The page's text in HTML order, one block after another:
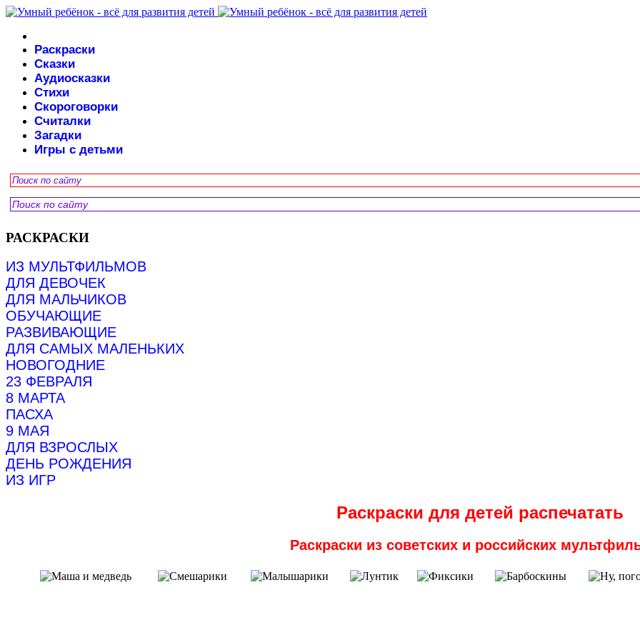
Раскраски
Сказки
Аудиосказки
Стихи
Скороговорки
Считалки
Загадки
Игры с детьми
РАСКРАСКИ
ИЗ МУЛЬТФИЛЬМОВ
ДЛЯ ДЕВОЧЕК
ДЛЯ МАЛЬЧИКОВ
ОБУЧАЮЩИЕ
РАЗВИВАЮЩИЕ
ДЛЯ САМЫХ МАЛЕНЬКИХ
НОВОГОДНИЕ
23 ФЕВРАЛЯ
8 МАРТА
ПАСХА
9 МАЯ
ДЛЯ ВЗРОСЛЫХ
ДЕНЬ РОЖДЕНИЯ
ИЗ ИГР
Раскраски для детей распечатать
Раскраски из советских и российских